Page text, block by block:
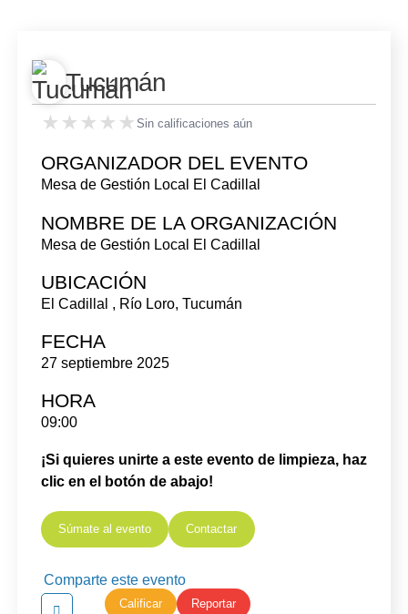
Tucumán
★★★★★★★★★★
Sin calificaciones aún
ORGANIZADOR DEL EVENTO
Mesa de Gestión Local El Cadillal
NOMBRE DE LA ORGANIZACIÓN
Mesa de Gestión Local El Cadillal
UBICACIÓN
El Cadillal , Río Loro, Tucumán
FECHA
27 septiembre 2025
HORA
09:00
¡Si quieres unirte a este evento de limpieza, haz
clic en el botón de abajo!
Súmate al evento Contactar
Comparte este evento
Calificar Reportar